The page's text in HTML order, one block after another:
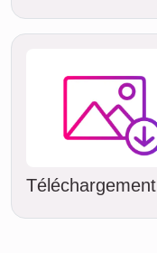
Téléchargement